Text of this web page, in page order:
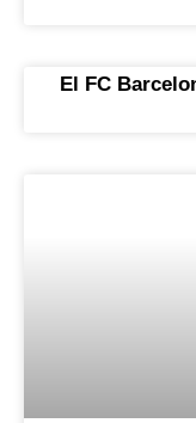
El FC